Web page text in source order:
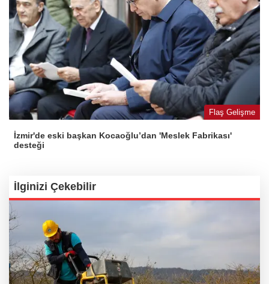
Flaş Gelişme
İzmir'de eski başkan Kocaoğlu’dan 'Meslek Fabrikası'
desteği
İlginizi Çekebilir